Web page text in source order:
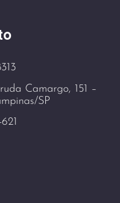
Camargo, 151 –
SP